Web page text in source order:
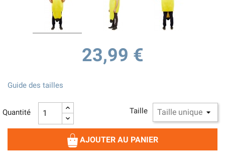
23,99 €
Taille
Guide des tailles
Quantité
AJOUTER AU PANIER